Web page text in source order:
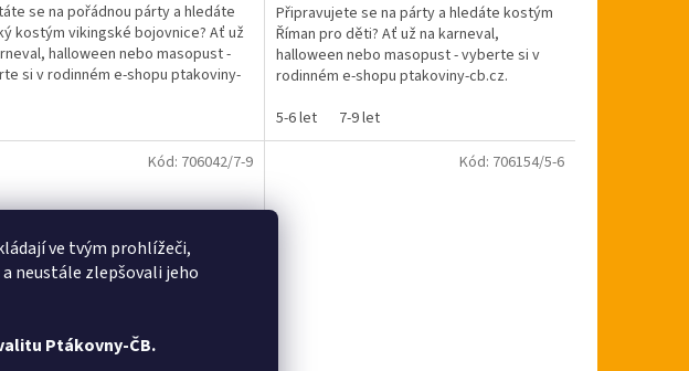
ve tvým prohlížeči,
neustále zlepšovali jeho
Ptákovny-ČB.
se na pořádnou párty a hledáte
kostým vikingské bojovnice? Ať už
halloween nebo masopust -
si v rodinném e-shopu ptakoviny-
Připravujete se na párty a hledáte kostým
Říman pro děti? Ať už na karneval,
halloween nebo masopust - vyberte si v
rodinném e-shopu ptakoviny-cb.cz.
5-6 let
7-9 let
Kód: 706042/7-9 Kód: 706154/5-6